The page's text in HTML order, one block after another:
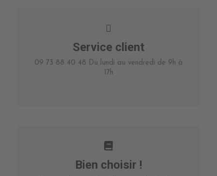
Service client
09 73 88 40 48 Du lundi au vendredi de 9h à
17h
Bien choisir !